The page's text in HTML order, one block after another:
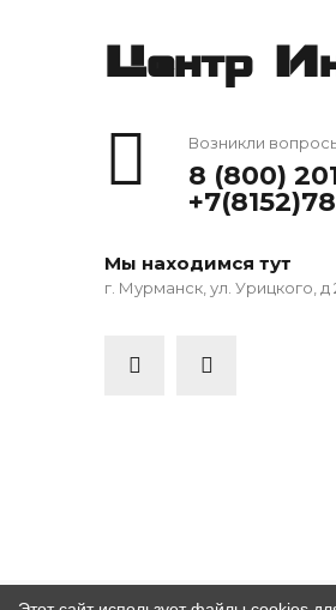
Центр
Возникли
8 (800)
Мы находимся тут
г. Мурманск, ул. Урицкого, д